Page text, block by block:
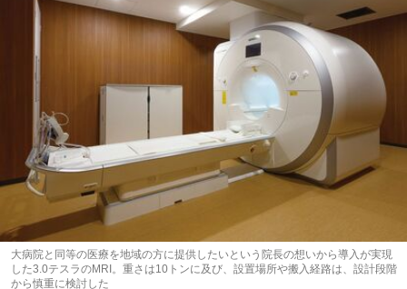
大病院と同等の医療を地域の方に提供したいという院長の想いから導入が実現
した3.0テスラのMRI。重さは10トンに及び、設置場所や搬入経路は、設計段階
から慎重に検討した